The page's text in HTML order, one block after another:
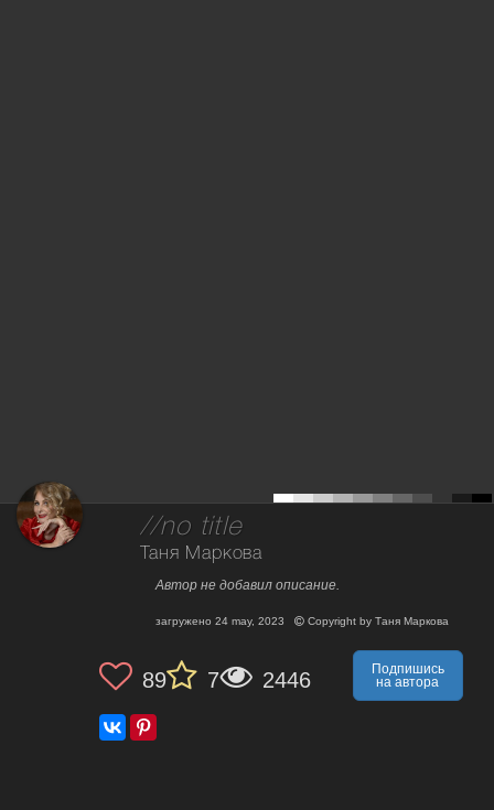
//no title
Таня Маркова
Автор не добавил описание.
загружено 24 may, 2023 Copyright by Таня Маркова
89 7 2446
Подпишись
на автора